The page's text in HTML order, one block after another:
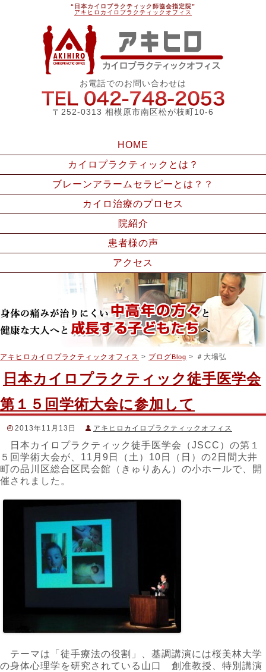
“日本カイロプラクティック師協会指定院”
アキヒロカイロプラクティックオフィス
お電話でのお問い合わせは
〒252-0313 相模原市南区松が枝町10-6
HOME
カイロプラクティックとは？
ブレーンアラームセラピーとは？？
カイロ治療のプロセス
院紹介
患者様の声
アクセス
アキヒロカイロプラクティックオフィス > ブログ Blog > ＃大場弘
日本カイロプラクティック徒手医学会
第１５回学術大会に参加して
2013年11月13日
アキヒロカイロプラクティックオフィス
スタッフブログ
＃アキヒロカイロプラクティック,＃カイロプラクティック,＃
カイロプラクティック神経学
, ＃伊藤彰洋,＃吉澤公二,＃大場
弘,＃山口創,
会,＃機能神経学
日本カイロプラクティック徒手医学会（JSCC）の第１
５回学術大会が、11月9日（土）10日（日）の2日間大井
町の品川区総合区民会館（きゅりあん）の小ホールで、開
催されました。
テーマは「徒手療法の役割」、基調講演には桜美林大学
の身体心理学を研究されている山口 創准教授、特別講演